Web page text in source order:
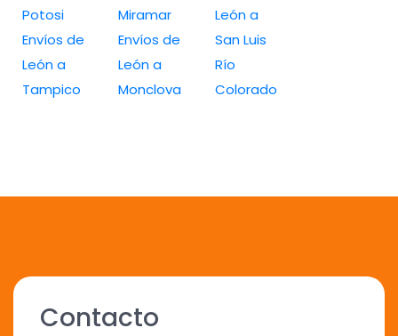
Potosi
Envíos de
León a
Tampico
Miramar
Envíos de
León a
Monclova
León a
San Luis
Río
Colorado
Contacto